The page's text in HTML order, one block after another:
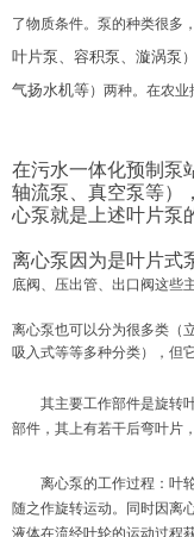
了物质条件。 泵的种类很多
叶片泵、容积泵、漩涡泵
气扬水机等）两种。在农业
在污水一体化预制泵
轴流泵、真空泵等）
心泵就是上述叶片泵
离心泵因为是叶片式
底阀、压出管、出口阀这些
离心泵也可以分为很多类（
吸入式等等多种分类），但
其主要工作部件是旋转
部件，其上有若干后弯叶片
离心泵的工作过程：叶
随之作旋转运动。同时因离
液体在流经叶轮的运动过程